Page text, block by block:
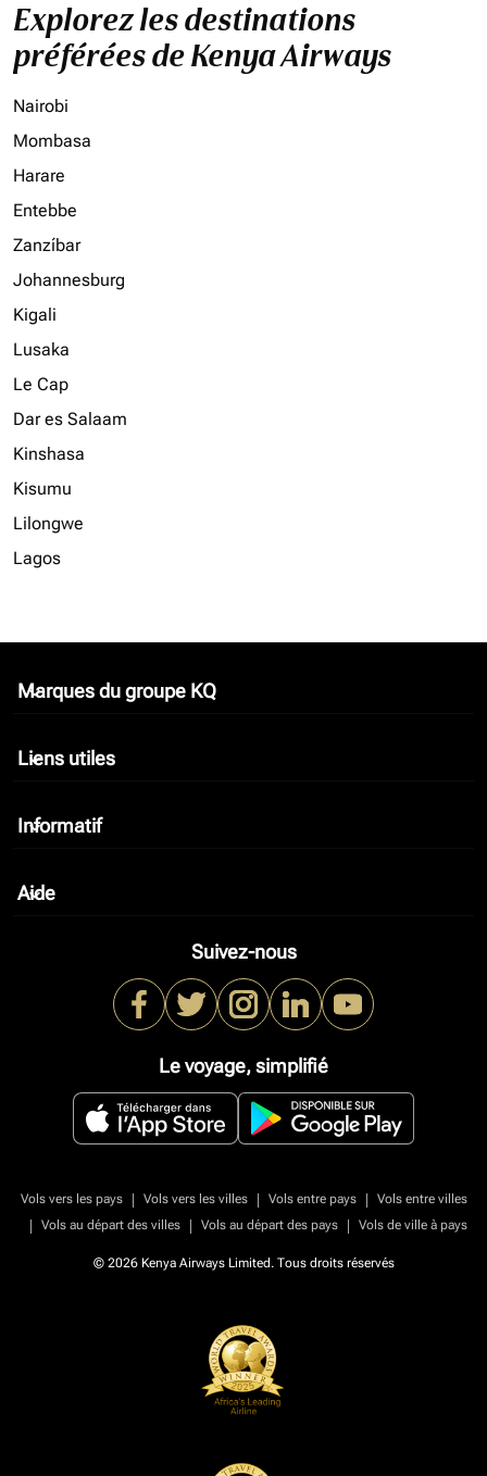
Explorez les destinations
préférées de Kenya Airways
Nairobi
Mombasa
Harare
Entebbe
Zanzíbar
Johannesburg
Kigali
Lusaka
Le Cap
Dar es Salaam
Kinshasa
Kisumu
Lilongwe
Lagos
Marques du groupe KQ
keyboard_arrow_down
Liens utiles
keyboard_arrow_down
Informatif
keyboard_arrow_down
Aide
keyboard_arrow_down
Suivez-nous
Le voyage, simplifié
Vols vers les pays | Vols vers les villes | Vols entre pays |
Vols entre villes
|
Vols au départ des villes | Vols au départ des pays | Vols de ville à pays
© 2026 Kenya Airways Limited. Tous droits réservés